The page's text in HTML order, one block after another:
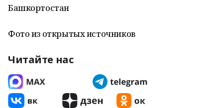
Башкортостан
Фото из открытых источников
Читайте нас